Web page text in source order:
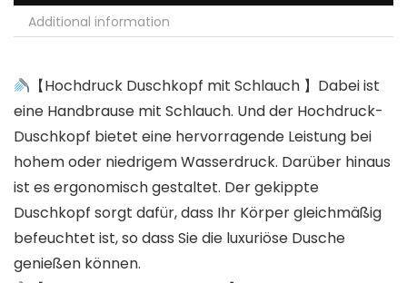
Additional information
【Hochdruck Duschkopf mit Schlauch 】Dabei ist
eine Handbrause mit Schlauch. Und der Hochdruck-
Duschkopf bietet eine hervorragende Leistung bei
hohem oder niedrigem Wasserdruck. Darüber hinaus
ist es ergonomisch gestaltet. Der gekippte
Duschkopf sorgt dafür, dass Ihr Körper gleichmäßig
befeuchtet ist, so dass Sie die luxuriöse Dusche
genießen können.